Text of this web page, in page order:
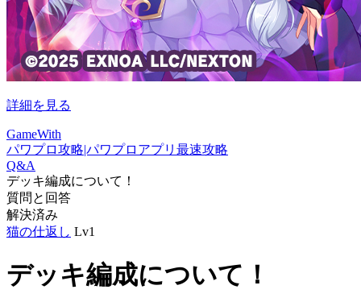
詳細を見る
GameWith
パワプロ攻略|パワプロアプリ最速攻略
Q&A
デッキ編成について！
質問と回答
解決済み
猫の仕返し Lv1
デッキ編成について！